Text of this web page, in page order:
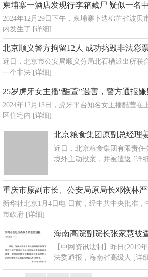
柬埔寨一酒店发现行李箱藏尸 疑似一名
2024年12月29日下午，柬埔寨卜迭棉芷省波贝
内发生了 [详细]
北京顺义警方拘留12人 成功捣毁非法彩
近日，北京市公安局顺义分局北石槽派出所联
一个非法 [详细]
25岁虎牙女主播“酷萱”遇害，警方通报
2024年12月13日，虎牙平台知名女主播酷萱在
区住宅内 [详细]
近日，北京粮食集团有限责
境外主动投案，并被遣返 [详
新华社北京1月4日电 日前，经中共中央批准
市政府 [详细]
海南高院副院长张家慧被
【中网资讯法制】昨日(2019
法委通报，海南省高级人 [详